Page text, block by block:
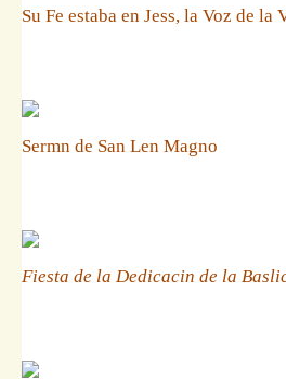
Su Fe estaba en Jess, la Voz de la
Sermn de San Len Magno
Fiesta de la Dedicacin de la